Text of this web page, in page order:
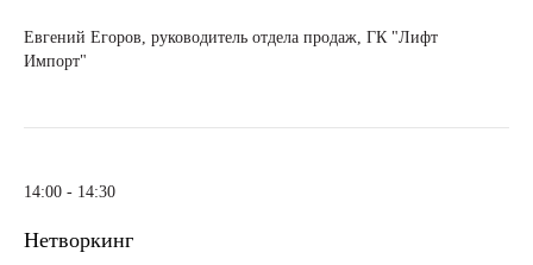
Евгений Егоров, руководитель отдела продаж, ГК "Лифт
Импорт"
14:00 - 14:30
Нетворкинг